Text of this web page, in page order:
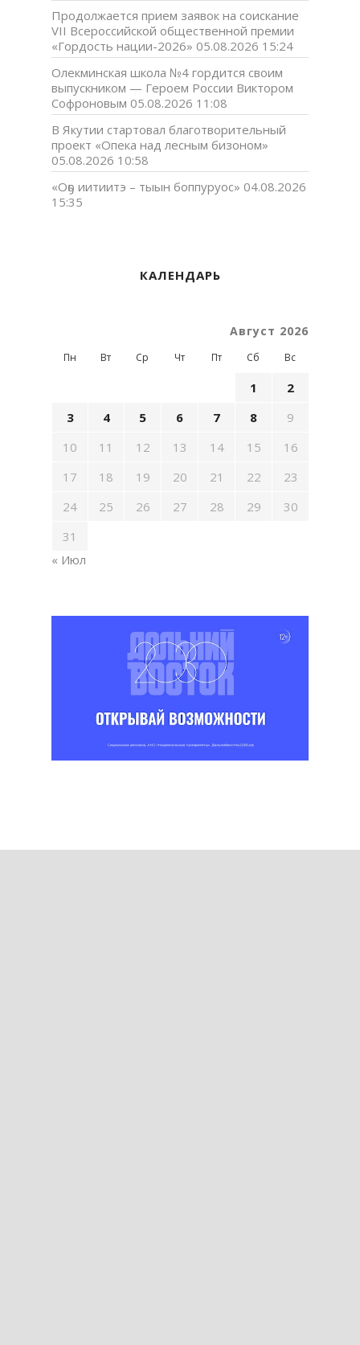
Продолжается прием заявок на соискание
VII Всероссийской общественной премии
«Гордость нации-2026» 05.08.2026 15:24
Олекминская школа №4 гордится своим
выпускником — Героем России Виктором
Софроновым 05.08.2026 11:08
В Якутии стартовал благотворительный
проект «Опека над лесным бизоном»
05.08.2026 10:58
«Оҕо иитиитэ – тыын боппуруос» 04.08.2026
15:35
КАЛЕНДАРЬ
Август 2026
Пн Вт Ср Чт Пт Сб Вс
1
2
3
4 5 6 7 8
9
10
11 12 13 14 15
16
17
18 19 20 21 22
23
24
25 26 27 28 29
30
31
« Июл